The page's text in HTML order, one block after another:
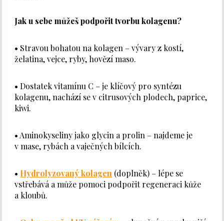
Jak u sebe můžeš podpořit tvorbu kolagenu?
• Stravou bohatou na kolagen – vývary z kostí,
želatina, vejce, ryby, hovězí maso.
• Dostatek vitamínu C – je klíčový pro syntézu
kolagenu, nachází se v citrusových plodech, paprice,
kiwi.
• Aminokyseliny jako glycin a prolin – najdeme je
v mase, rybách a vaječných bílcích.
• Hydrolyzovaný kolagen (doplněk) – lépe se
vstřebává a může pomoci podpořit regeneraci kůže
a kloubů.